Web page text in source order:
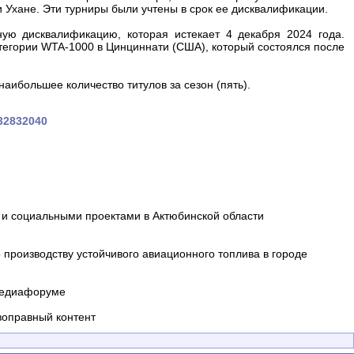
Эти турниры были учтены в срок ее дисквалификации.
дисквалификацию, которая истекает 4 декабря 2024 года.
WTA-1000 в Цинциннати (США), который состоялся после
количество титулов за сезон (пять).
проектами в Актюбинской области
устойчивого авиационного топлива в городе
контент